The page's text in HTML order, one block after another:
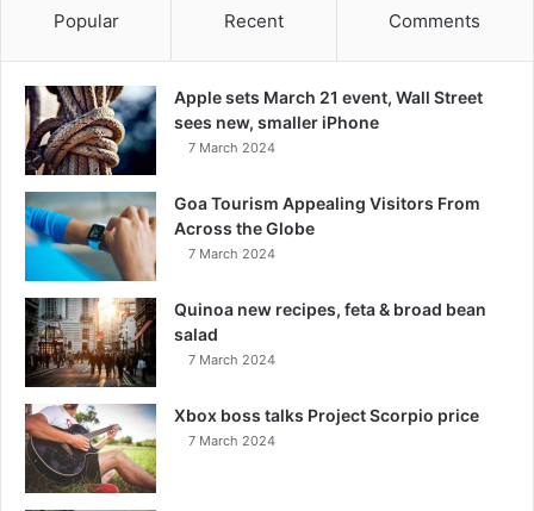
Popular Recent Comments
Apple sets March 21 event, Wall Street
sees new, smaller iPhone
7 March 2024
Goa Tourism Appealing Visitors From
Across the Globe
7 March 2024
Quinoa new recipes, feta & broad bean
salad
7 March 2024
Xbox boss talks Project Scorpio price
7 March 2024